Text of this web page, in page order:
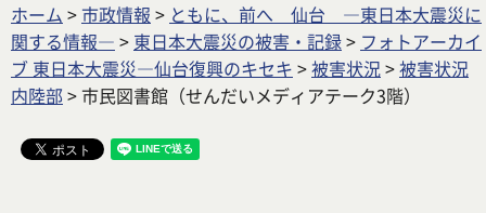
ホーム >市政情報 > ともに、前へ 仙台 ―東日本大震災に
関する情報― > 東日本大震災の被害・記録> フォトアーカイ
ブ 東日本大震災―仙台復興のキセキ >被害状況>被害状況
内陸部 > 市民図書館（せんだいメディアテーク3階）